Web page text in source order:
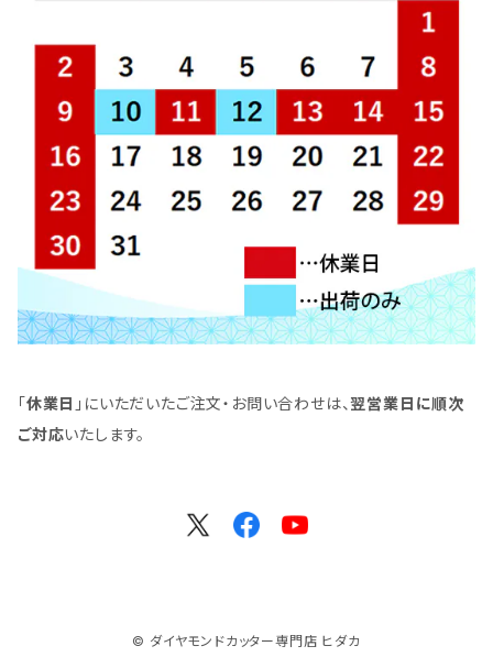
「休業日 」にいただいたご注文・お問い合わせは、翌営業日に順次
ご対応いたします。
© ダイヤモンドカッター専門店 ヒダカ